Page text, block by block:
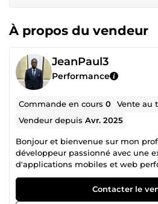
À propos du vendeur
JeanPaul3
Performance
Commande en cours0 Vente au
Vendeur depuisAvr. 2025
Bonjour et bienvenue sur mon
développeur passionné avec une
d'applications mobiles et web
intuitives. En tant que spécialiste
des solutions sur mesure, rapides
vos besoins. 💡 Ce que je peux
Contacter le